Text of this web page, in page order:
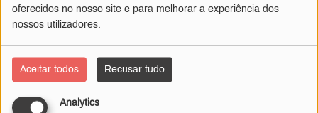
oferecidos no nosso site e para melhorar a experiência dos
nossos utilizadores.
Aceitar todos Recusar tudo
Analytics